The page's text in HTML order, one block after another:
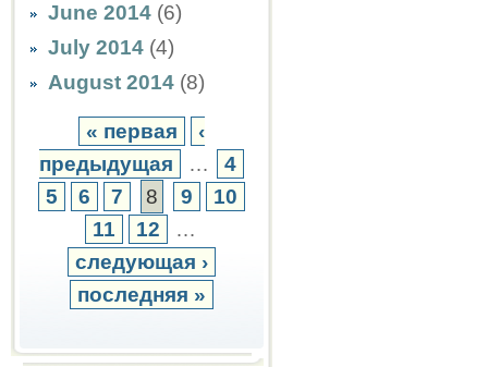
June 2014 (6)
July 2014 (4)
August 2014 (8)
« первая
‹
предыдущая
…
4
5
6 7 8 9
10
11
12
…
следующая ›
последняя »